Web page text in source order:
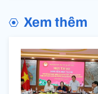
Xem thêm